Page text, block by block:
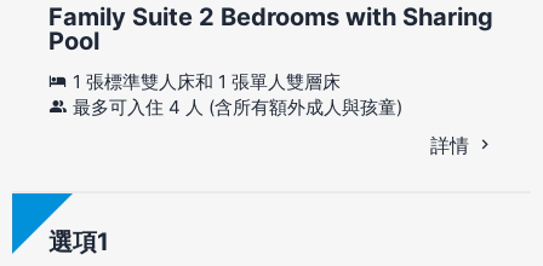
Family Suite 2 Bedrooms with Sharing
Pool
1 張標準雙人床和 1 張單人雙層床
最多可入住 4 人 (含所有額外成人與孩童)
詳情
選項